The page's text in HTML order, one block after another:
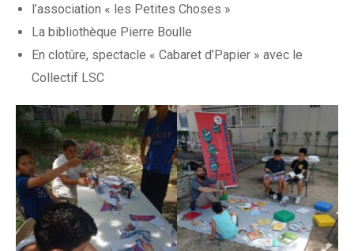
l’association « les Petites Choses »
La bibliothèque Pierre Boulle
En clotûre, spectacle « Cabaret d’Papier » avec le
Collectif LSC